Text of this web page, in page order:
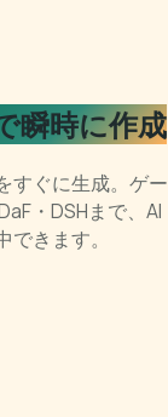
瞬時に作成
すぐに生成。ゲー
・DSHまで、AI
きます。